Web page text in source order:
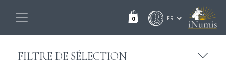
0
FILTRE DE SÉLECTION